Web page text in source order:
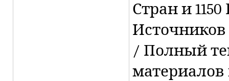
Стран и
Источников
/ Полный
материалов